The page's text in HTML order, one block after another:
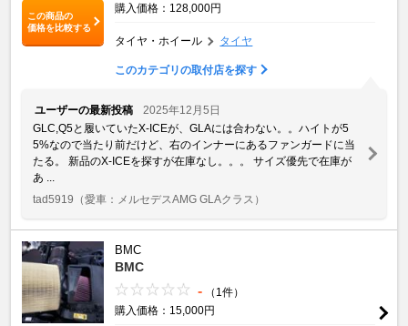
この商品の
価格を比較する
購入価格：128,000円
タイヤ・ホイール タイヤ
このカテゴリの取付店を探す
ユーザーの最新投稿
2025年12月5日
GLC,Q5と履いていたX-ICEが、GLAには合わない。。ハイトが5
5%なので当たり前だけど、右のインナーにあるファンガードに当
たる。 新品のX-ICEを探すが在庫なし。。。 サイズ優先で在庫が
あ ...
tad5919 （愛車：メルセデスAMG GLAクラス）
BMC
BMC
-
（1件）
購入価格：15,000円